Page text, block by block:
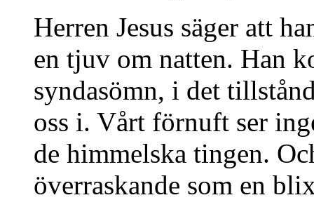
Herren Jesus säger att
en tjuv om natten. Han
syndasömn, i det
oss i. Vårt förnuft ser
de himmelska tingen.
överraskande som en